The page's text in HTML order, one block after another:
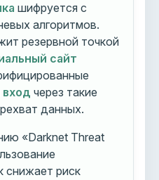
шифруется с
алгоритмов.
резервной точкой
сайт
вход через такие
данных.
«Darknet Threat
снижает риск